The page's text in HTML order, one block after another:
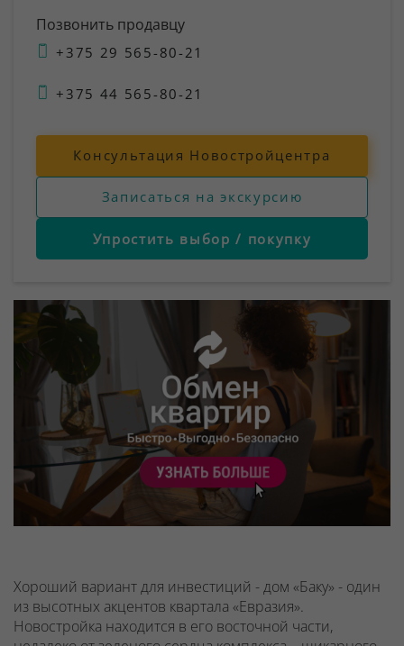
Позвонить продавцу
+375 29 565-80-21
+375 44 565-80-21
Консультация Новостройцентра
Записаться на экскурсию
Упростить выбор / покупку
Хороший вариант для инвестиций - дом «Баку» - один
из высотных акцентов квартала «Евразия».
Новостройка находится в его восточной части,